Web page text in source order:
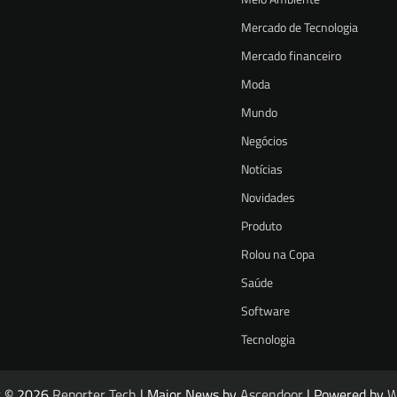
Mercado de Tecnologia
Mercado financeiro
Moda
Mundo
Negócios
Notícias
Novidades
Produto
Rolou na Copa
Saúde
Software
Tecnologia